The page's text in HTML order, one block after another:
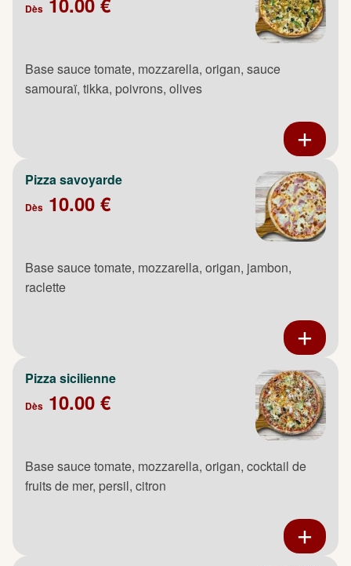
Dès
Base sauce tomate, mozzarella, origan, sauce
samouraï, tikka, poivrons, olives
Pizza savoyarde
Dès 10.00 €
Base sauce tomate, mozzarella, origan, jambon,
raclette
Pizza sicilienne
Dès 10.00 €
Base sauce tomate, mozzarella, origan, cocktail de
fruits de mer, persil, citron